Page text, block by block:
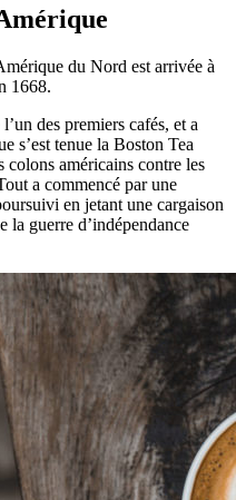
du Nord est arrivée à
1668.
des premiers cafés, et a
s’est tenue la Boston Tea
colons américains contre les
a commencé par une
en jetant une cargaison
la guerre d’indépendance